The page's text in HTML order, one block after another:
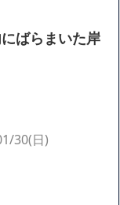
ばらまいた岸
30(日)